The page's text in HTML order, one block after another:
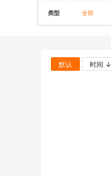
类型 全部
默认 时间 ↓